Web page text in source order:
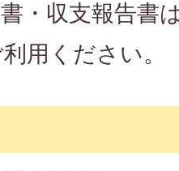
・収支報告書
用ください。